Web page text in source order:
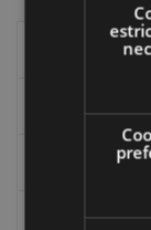
Libros de
Goi Argi